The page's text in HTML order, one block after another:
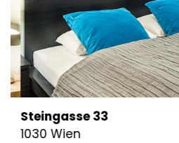
Steingasse 33
1030 Wien